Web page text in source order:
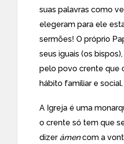
suas palavras como
elegeram para ele
sermões! O próprio
seus iguais (os
pelo povo crente que
hábito familiar e social.
A Igreja é uma
o crente só tem que
dizer ámencom a